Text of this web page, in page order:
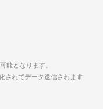
能となります。
されてデータ送信されます